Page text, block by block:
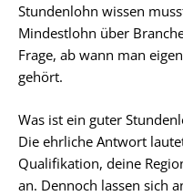
Stundenlohn wissen
Mindestlohn über
Frage, ab wann man
gehört.
Was ist ein guter
Die ehrliche Antwort
Qualifikation, deine
an. Dennoch lassen sich